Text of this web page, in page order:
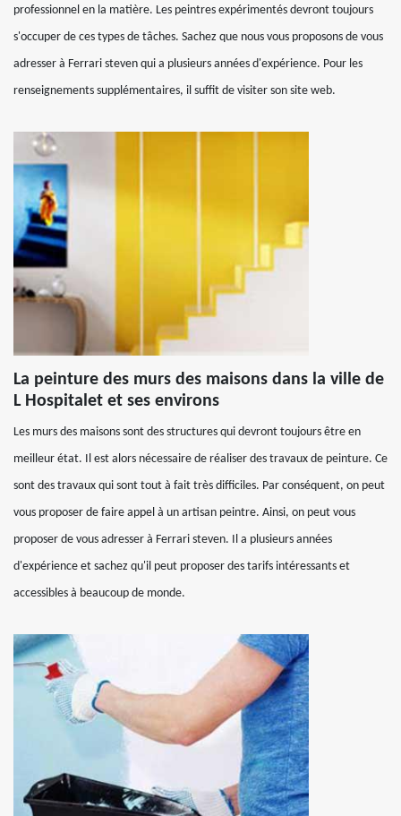
professionnel en la matière. Les peintres expérimentés devront toujours
s'occuper de ces types de tâches. Sachez que nous vous proposons de vous
adresser à Ferrari steven qui a plusieurs années d'expérience. Pour les
renseignements supplémentaires, il suffit de visiter son site web.
La peinture des murs des maisons dans la ville de
L Hospitalet et ses environs
Les murs des maisons sont des structures qui devront toujours être en
meilleur état. Il est alors nécessaire de réaliser des travaux de peinture. Ce
sont des travaux qui sont tout à fait très difficiles. Par conséquent, on peut
vous proposer de faire appel à un artisan peintre. Ainsi, on peut vous
proposer de vous adresser à Ferrari steven. Il a plusieurs années
d'expérience et sachez qu'il peut proposer des tarifs intéressants et
accessibles à beaucoup de monde.